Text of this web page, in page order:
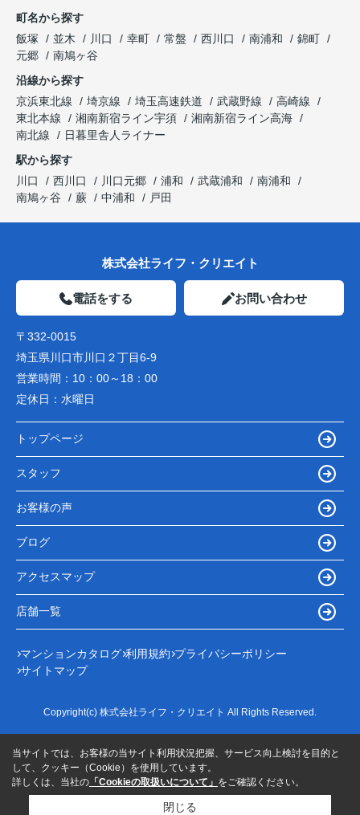
町名から探す
飯塚
並木 川口 幸町 常盤 西川口 南浦和
錦町
元郷
南鳩ヶ谷
沿線から探す
京浜東北線
埼京線 埼玉高速鉄道 武蔵野線
高崎線
東北本線
湘南新宿ライン宇須
湘南新宿ライン高海
南北線
日暮里舎人ライナー
駅から探す
川口
西川口 川口元郷 浦和 武蔵浦和
南浦和
南鳩ヶ谷
蕨 中浦和 戸田
株式会社ライフ・クリエイト
電話をする お問い合わせ
〒332-0015
埼玉県川口市川口２丁目6-9
営業時間： 10：00～18：00
定休日： 水曜日
トップページ
スタッフ
お客様の声
ブログ
アクセスマップ
店舗一覧
マンションカタログ 利用規約 プライバシーポリシー
サイトマップ
Copyright(c) 株式会社ライフ・クリエイト All Rights Reserved.
当サイトでは、お客様の当サイト利用状況把握、サービス向上検討を目的と
して、クッキー（Cookie）を使用しています。
詳しくは、当社の 「Cookieの取扱いについて」 をご確認ください。
閉じる